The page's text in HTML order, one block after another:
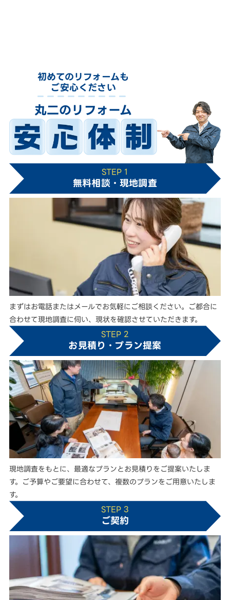
初めてのリフォームも
ご安心ください
丸二のリフォーム
STEP 1
無料相談・現地調査
まずはお電話またはメールでお気軽にご相談ください。ご都合に
合わせて現地調査に伺い、現状を確認させていただきます。
STEP 2
お見積り・プラン提案
現地調査をもとに、最適なプランとお見積りをご提案いたしま
す。ご予算やご要望に合わせて、複数のプランをご用意いたしま
す。
STEP 3
ご契約